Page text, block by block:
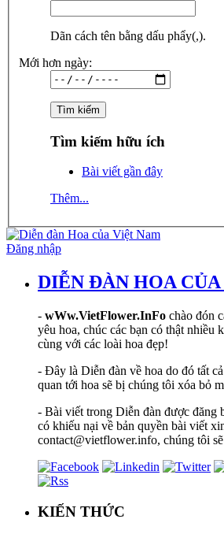
Dãn cách tên bằng dấu phẩy(,).
Mới hơn ngày:
Tìm kiếm hữu ích
Bài viết gần đây
Thêm...
Đăng nhập
DIỄN ĐÀN HOA
- wWw.VietFlower.InFo chào đón
yêu hoa, chúc các bạn có thật nhiều
cùng với các loài hoa đẹp!
- Đây là Diễn đàn về hoa do đó tất
quan tới hoa sẽ bị chúng tôi xóa bỏ
- Bài viết trong Diễn đàn được đăng
có khiếu nại về bản quyền bài viết
contact@vietflower.info, chúng tôi
KIẾN THỨC